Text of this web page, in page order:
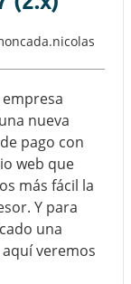
nueva
pago con
web que
más fácil la
Y para
una
aquí veremos